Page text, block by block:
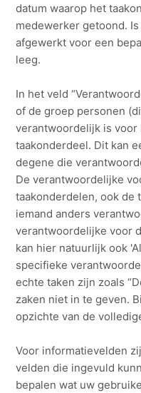
datum waarop het
medewerker getoond.
afgewerkt voor een
leeg.
In het veld
of de groep personen
verantwoordelijk is
taakonderdeel. Dit kan
degene die
De verantwoordelijke
taakonderdelen, ook de
iemand anders
verantwoordelijke voor
kan hier natuurlijk ook
specifieke
echte taken zijn zoals
zaken niet in te geven.
opzichte van de
Voor informatievelden
velden die ingevuld
bepalen wat uw